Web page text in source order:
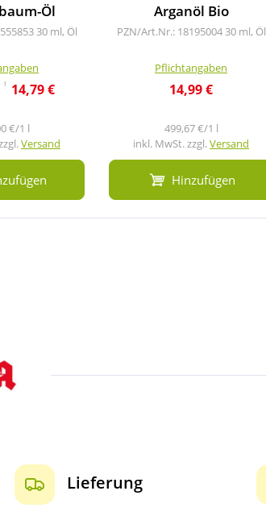
Öl
30 ml, Öl
1 14,79 €
€/1 l
Versand
Arganöl Bio
PZN/Art.Nr.: 18195004 30 ml, Öl
Pflichtangaben
14,99 €
499,67 €/1 l
inkl. MwSt. zzgl.Versand
Hinzufügen
Lieferung